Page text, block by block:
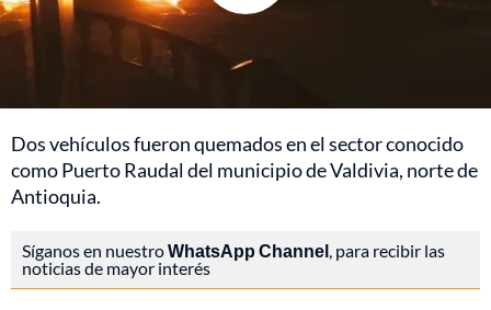
Dos vehículos fueron quemados en el sector conocido
como Puerto Raudal del municipio de Valdivia, norte de
Antioquia.
Síganos en nuestroWhatsApp Channel , para recibir las
noticias de mayor interés